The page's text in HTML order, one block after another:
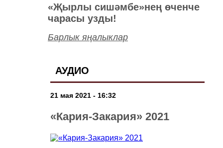
«Җырлы сишәмбе»нең өченче
чарасы узды!
Барлык яңалыклар
АУДИО
21 мая 2021 - 16:32
«Кария-Закария» 2021